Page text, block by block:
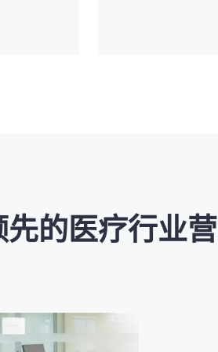
的医疗行业营